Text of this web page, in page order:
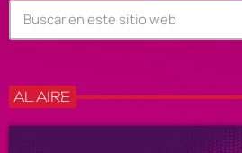
AL AIRE